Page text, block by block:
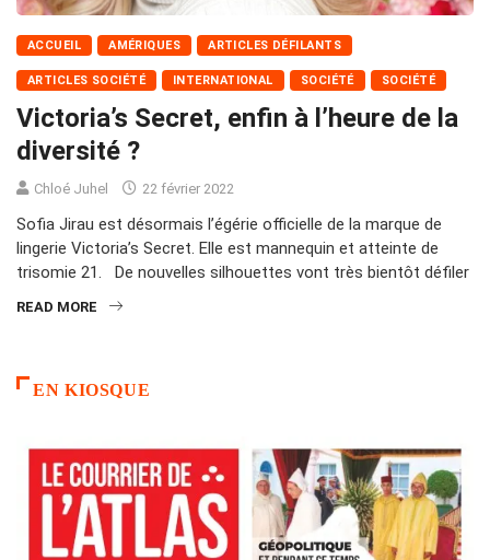
ACCUEIL AMÉRIQUES ARTICLES DÉFILANTS
ARTICLES SOCIÉTÉ INTERNATIONAL SOCIÉTÉ SOCIÉTÉ
Victoria’s Secret, enfin à l’heure de la
diversité ?
Chloé Juhel 22 février 2022
Sofia Jirau est désormais l’égérie officielle de la marque de
lingerie Victoria’s Secret. Elle est mannequin et atteinte de
trisomie 21. De nouvelles silhouettes vont très bientôt défiler
READ MORE
EN KIOSQUE